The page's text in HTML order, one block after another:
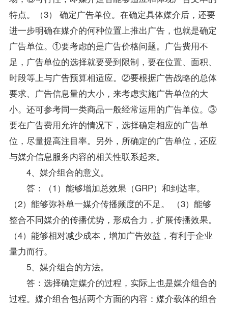
特点。（3） 确定广告单位。在确定具体媒介后，还要
进一步明确在媒介的何种位置上推出广告，也就是确定
广告单位。①要考虑的是广告价格问题。广告费用不
足，广告单位的选择就要受到限制，要在位置、面积、
时段等上与广告预算相适应。②要根据广告战略的总体
要求、广告信息量的大小，来考虑实施广告单位的大
小。还可参考同一类商品一般经常运用的广告单位。③
要在广告费用允许的情况下，选择确定相应的广告单
位，尽量提高注目率。另外，所确定的广告单位，还应
与媒介信息服务内容的相关性联系起来。
4、媒介组合的意义。
答：（1）能够增加总效果（GRP）和到达率。
（2）能够弥补单一媒介传播频度的不足。 （3）能够
整合不同媒介的传播优势，形成合力，扩展传播效果。
（4）能够相对减少成本，增加广告效益，有利于企业
量力而行。
5、媒介组合的方法。
答：选择确定媒介的过程，实际上也是媒介组合的
过程。媒介组合包括两个方面的内容：媒介载体的组合